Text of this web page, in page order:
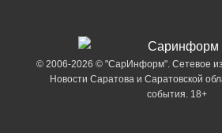
© 2006-2026 © "СарИнформ". Сетевое
Новости Саратова и Саратовской
события. 18+